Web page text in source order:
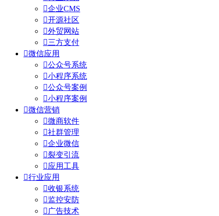
企业CMS
开源社区
外贸网站
三方支付
微信应用
公众号系统
小程序系统
公众号案例
小程序案例
微信营销
微商软件
社群管理
企业微信
裂变引流
应用工具
行业应用
收银系统
监控安防
 广告技术